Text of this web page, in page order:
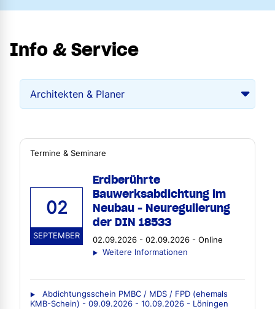
Info & Service
Termine & Seminare
02
SEPTEMBER
Erdberührte
Bauwerksabdichtung im
Neubau - Neuregulierung
der DIN 18533
02.09.2026 - 02.09.2026 - Online
Weitere Informationen
Abdichtungsschein PMBC / MDS / FPD (ehemals
KMB-Schein) - 09.09.2026 - 10.09.2026 - Löningen